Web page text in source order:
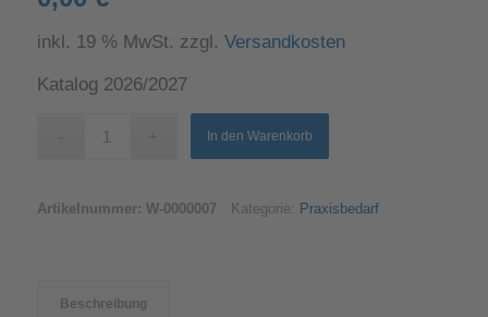
inkl. 19 % MwSt. zzgl. Versandkosten
Katalog 2026/2027
In den Warenkorb
Artikelnummer: W-0000007 Kategorie: Praxisbedarf
Beschreibung